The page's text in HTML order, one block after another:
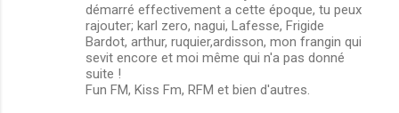
démarré effectivement a cette époque, tu peux
rajouter; karl zero, nagui, Lafesse, Frigide
Bardot, arthur, ruquier,ardisson, mon frangin qui
sevit encore et moi même qui n'a pas donné
suite !
Fun FM, Kiss Fm, RFM et bien d'autres.